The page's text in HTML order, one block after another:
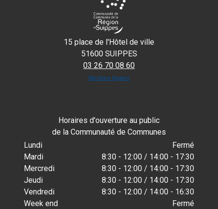
15 place de l'Hôtel de ville
51600 SUIPPES
03 26 70 08 60
Mentions légales
Horaires d'ouverture au public
de la Communauté de Communes
Lundi
Fermé
Mardi
8:30 - 12:00 / 14:00 - 17:30
Mercredi
8:30 - 12:00 / 14:00 - 17:30
Jeudi
8:30 - 12:00 / 14:00 - 17:30
Vendredi
8:30 - 12:00 / 14:00 - 16:30
Week end
Fermé